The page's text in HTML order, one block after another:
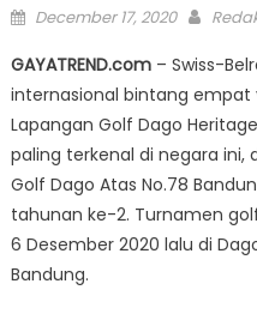
Posted
December 17, 2020
GAYATREND.com– Swiss-
internasional bintang empat
Lapangan Golf Dago
paling terkenal di negara ini,
Golf Dago Atas No.78
tahunan ke-2. Turnamen
6 Desember 2020 lalu di
Bandung.